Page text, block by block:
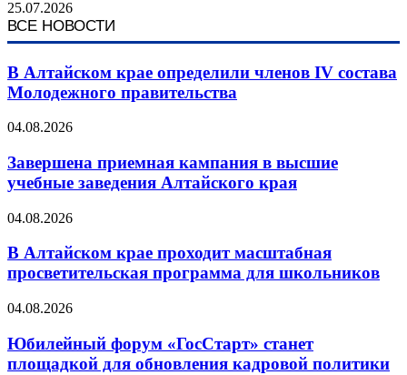
25.07.2026
ВСЕ НОВОСТИ
В Алтайском крае определили членов IV состава
Молодежного правительства
04.08.2026
Завершена приемная кампания в высшие
учебные заведения Алтайского края
04.08.2026
В Алтайском крае проходит масштабная
просветительская программа для школьников
04.08.2026
Юбилейный форум «ГосСтарт» станет
площадкой для обновления кадровой политики